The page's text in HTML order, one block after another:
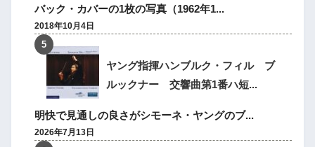
バック・カバーの1枚の写真（1962年1...
2018年10月4日
ヤング指揮ハンブルク・フィル ブ
ルックナー 交響曲第1番ハ短...
明快で見通しの良さがシモーネ・ヤングのブ...
2026年7月13日